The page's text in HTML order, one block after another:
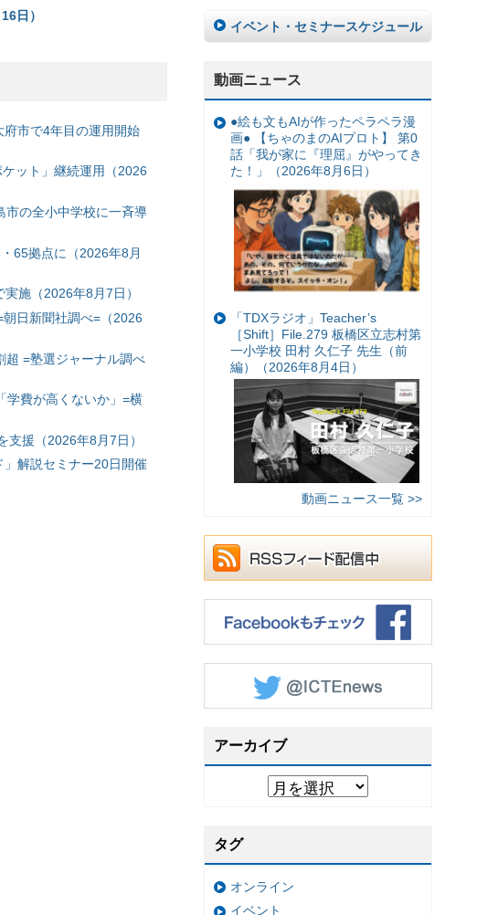
日）
市で4年目の運用開始
ット」継続運用（2026
市の全小中学校に一斉導
65拠点に（2026年8月
施（2026年8月7日）
日新聞社調べ=（2026
超 =塾選ジャーナル調べ
学費が高くないか」=横
援（2026年8月7日）
解説セミナー20日開催
イベント・セミナースケジュール
動画ニュース
●絵も文もAIが作ったペラペラ漫
画● 【ちゃのまのAIプロト】 第0
話「我が家に『理屈』がやってき
た！」（2026年8月6日）
「TDXラジオ」Teacher’s
［Shift］File.279 板橋区立志村第
一小学校 田村 久仁子 先生（前
編）（2026年8月4日）
動画ニュース一覧 >>
アーカイブ
タグ
オンライン
イベント